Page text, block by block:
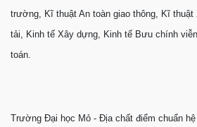
trường, Kĩ thuật An toàn giao thông, Kĩ
tải, Kinh tế Xây dựng, Kinh tế Bưu chính
toán.
Trường Đại học Mỏ - Địa chất điểm chuẩn